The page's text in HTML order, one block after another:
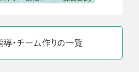
導・チーム作りの一覧